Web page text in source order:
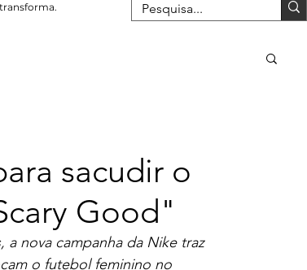
sacudir o
Good"
nova campanha da Nike traz
o futebol feminino no